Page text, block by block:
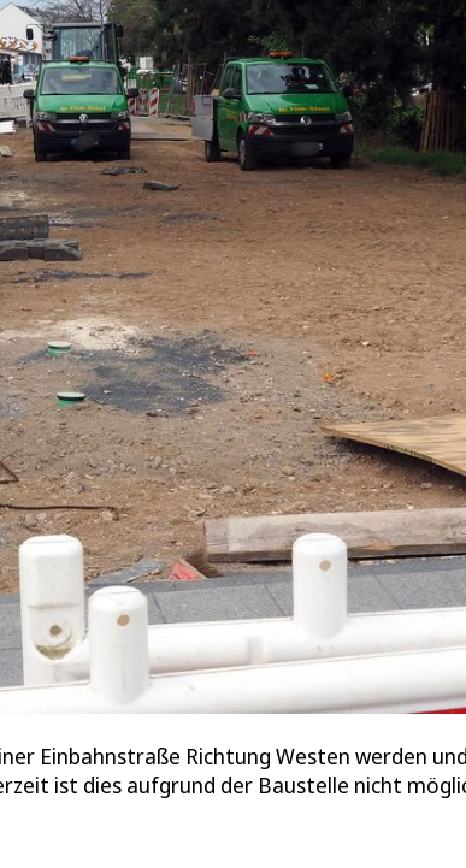
Einbahnstraße Richtung Westen werden
ist dies aufgrund der Baustelle nicht